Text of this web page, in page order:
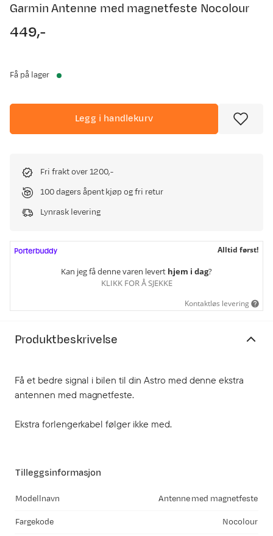
Garmin Antenne med magnetfeste Nocolour
price
449,-
Få på lager
Legg i handlekurv
Fri frakt over 1200,-
100 dagers åpent kjøp og fri retur
Lynrask levering
Alltid først!
Kan jeg få denne varen levert hjem i dag?
KLIKK FOR Å SJEKKE
Kontaktløs levering
Produktbeskrivelse
Få et bedre signal i bilen til din Astro med denne ekstra
antennen med magnetfeste.
Ekstra forlengerkabel følger ikke med.
Tilleggsinformasjon
Modellnavn Antenne med magnetfeste
Fargekode Nocolour